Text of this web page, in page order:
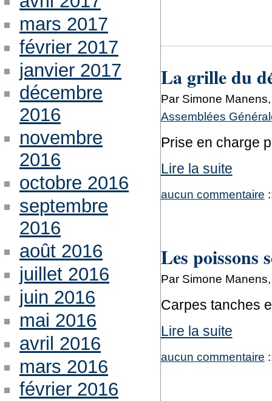
La grille du
Par Simone
Assemblées
Prise en charge
Lire la suite
aucun commentaire
Les poissons
Par Simone
Carpes tanches
Lire la suite
aucun commentaire
mars 2017
février 2017
janvier 2017
décembre
2016
novembre
2016
octobre 2016
septembre
2016
août 2016
juillet 2016
juin 2016
mai 2016
avril 2016
mars 2016
février 2016